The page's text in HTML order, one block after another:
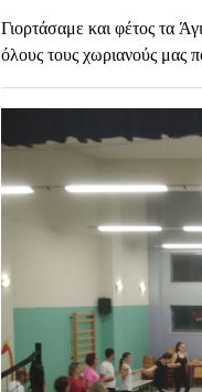
Γιορτάσαμε και φέτος τα
όλους τους χωριανούς μας